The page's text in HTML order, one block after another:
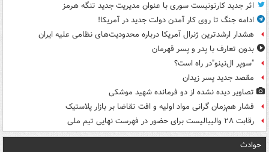
اثر جدید کارتونیست سوری با عنوان مدیریت جدید تنگه هرمز
ادامه جنگ تا روی کار آمدن دولت جدید در آمریکا!
هشدار ارشدترین ژنرال آمریکا درباره محدودیت‌های نظامی علیه ایران
بدون تعارف با پدر و پسر قهرمان
"سوپر ال‌نینو"در راه است؟
مقصد جدید پسر زیدان
تصاویر دیده‌ نشده از دو فرمانده شهید موشکی
فشار هم‌زمان گرانی مواد اولیه و افت تقاضا بر بازار پلاستیک
رقابت ۲۸ والیبالیست برای حضور در فهرست نهایی تیم ملی
حوادث